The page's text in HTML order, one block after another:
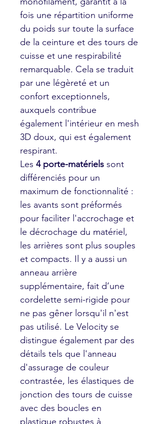
fois une répartition uniforme
du poids sur toute la surface
de la ceinture et des tours de
cuisse et une respirabilité
remarquable. Cela se traduit
par une légèreté et un
confort exceptionnels,
auxquels contribue
également l'intérieur en mesh
3D doux, qui est également
respirant.
Les 4 porte-matériels sont
différenciés pour un
maximum de fonctionnalité :
les avants sont préformés
pour faciliter l'accrochage et
le décrochage du matériel,
les arrières sont plus souples
et compacts. Il y a aussi un
anneau arrière
supplémentaire, fait d’une
cordelette semi-rigide pour
ne pas gêner lorsqu'il n'est
pas utilisé. Le Velocity se
distingue également par des
détails tels que l'anneau
d'assurage de couleur
contrastée, les élastiques de
jonction des tours de cuisse
avec des boucles en
plastique robustes à